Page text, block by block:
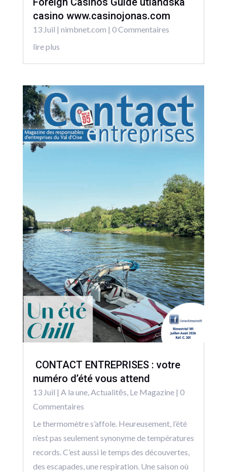
casino www.casinojonas.com
13 Juil | nimbnet.com | 0 Commentaires
lire plus
CONTACT ENTREPRISES : votre
numéro d’été vous attend
13 Juil | A la une,Actualitēs, Le Magazine| 0
Commentaires
Le thermomètre s’affole. Heureusement, l’été
n’est pas seulement synonyme de températures
records. C’est aussi le temps des découvertes,
des escapades, une respiration. Une saison où